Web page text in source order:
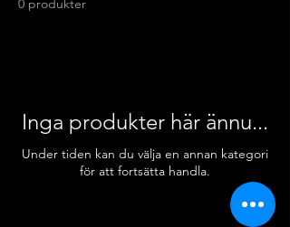
0 produkter
Inga produkter här ännu...
Under tiden kan du välja en annan kategori
för att fortsätta handla.